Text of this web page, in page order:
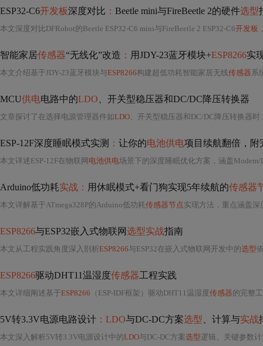
ESP32-C6开发板深度对比 ： Beetle mini与FireBeetle 2的硬件选型
本文深度对比DFRobot的Beetle ESP32-C6 mini与FireBeetle 2 ESP32-C6开发板
智能家居传感器“无线化”改造 ： 用JDY-23蓝牙模块+ESP8266实
本文介绍基于JDY-23蓝牙模块与ESP8266构建超低功耗智能家居无线传感器系
MCU供电电路中的LDO 、开关型稳压器和DC/DC降压转换器
文章探讨了在选择电源管理器件如LDO、开关型稳压器和DC/DC降压转换器时，针对低功耗MCU和IoT设备的需求，如何平
ESP-12F深度睡眠模式实测 ： 让你的电池供电项目续航翻倍，附
本文详述ESP-12F在物联网 电池供电场景下的深度睡眠优化方案，涵盖Modem/Light/Deep三种睡眠模式差异、
Arduino低功耗实战： 用休眠模式+看门狗实现5年续航的传感器
本文详解基于ATmega328P的Arduino低功耗传感器节点实现方法，重点涵盖深度休眠模式（
ESP8266与ESP32嵌入式物联网选型实战指南
本文从工程实践角度深入剖析ESP8266与ESP32在嵌入式物联网开发中的选型依据，涵盖
ESP8266驱动DHT11温湿度传感器工程实践
本文详细阐述基于ESP8266 （ESP-IDF框架）驱动DHT11温湿度传感器的完整工
5V转3.3V电源电路设计 ：LDO与DC-DC方案选型 、计算与实战
本文深入解析5V转3.3V电源设计中的LDO与DC-DC方案选型 逻辑、关键参数计算及PCB布局要点。重点涵盖